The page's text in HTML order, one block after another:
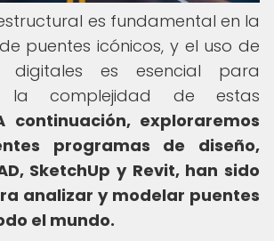
es fundamental en la
puentes icónicos, y el uso de
digitales es esencial para
la complejidad de estas
continuación, exploraremos
programas de diseño,
SketchUp y Revit, han sido
analizar y modelar puentes
el mundo.